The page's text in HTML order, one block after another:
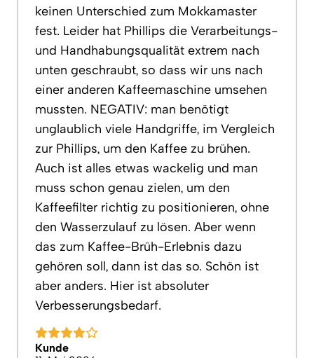
keinen Unterschied zum Mokkamaster
fest. Leider hat Phillips die Verarbeitungs-
und Handhabungsqualität extrem nach
unten geschraubt, so dass wir uns nach
einer anderen Kaffeemaschine umsehen
mussten. NEGATIV: man benötigt
unglaublich viele Handgriffe, im Vergleich
zur Phillips, um den Kaffee zu brühen.
Auch ist alles etwas wackelig und man
muss schon genau zielen, um den
Kaffeefilter richtig zu positionieren, ohne
den Wasserzulauf zu lösen. Aber wenn
das zum Kaffee-Brüh-Erlebnis dazu
gehören soll, dann ist das so. Schön ist
aber anders. Hier ist absoluter
Verbesserungsbedarf.
Kunde